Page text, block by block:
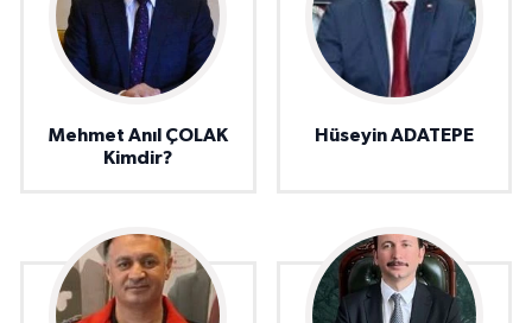
Mehmet Anıl ÇOLAK
Kimdir?
Hüseyin ADATEPE